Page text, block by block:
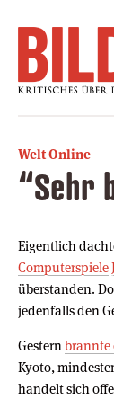
Welt Online
“Sehr
Eigentlich
Computerspiele
überstanden.
jedenfalls den
Gestern brannte
Kyoto,
handelt sich